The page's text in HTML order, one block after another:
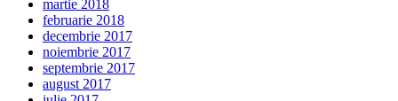
martie 2018
februarie 2018
decembrie 2017
noiembrie 2017
septembrie 2017
august 2017